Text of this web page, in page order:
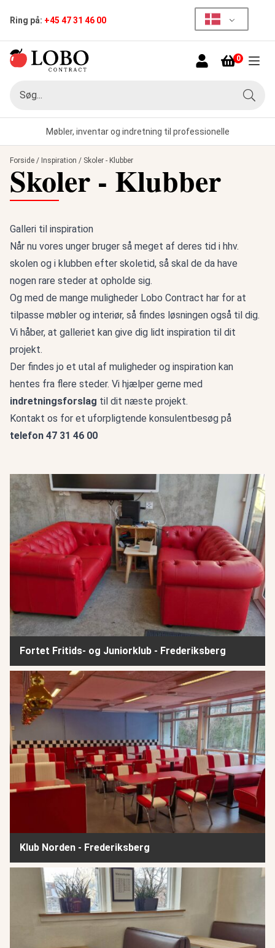
Ring på: +45 47 31 46 00
0
Menu
Søg
Møbler, inventar og indretning til professionelle
Forside / Inspiration / Skoler - Klubber
Skoler - Klubber
Galleri til inspiration
Når nu vores unger bruger så meget af deres tid i hhv.
skolen og i klubben efter skoletid, så skal de da have
nogen rare steder at opholde sig.
Og med de mange muligheder Lobo Contract har for at
tilpasse møbler og interiør, så findes løsningen også til dig.
Vi håber, at galleriet kan give dig lidt inspiration til dit
projekt.
Der findes jo et utal af muligheder og inspiration kan
hentes fra flere steder. Vi hjælper gerne med
indretningsforslag til dit næste projekt.
Kontakt os for et uforpligtende konsulentbesøg på
telefon 47 31 46 00
Fortet Fritids- og Juniorklub - Frederiksberg
Fortet Fritids- og Juniorklub - Frederiksberg
Klub Norden - Frederiksberg
Klub Norden - Frederiksberg
Dagskolen Odense